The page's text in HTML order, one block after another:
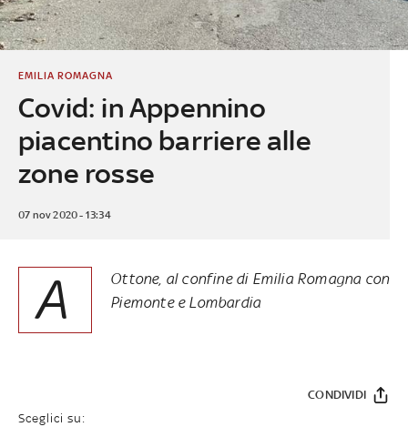
Covid: in Appennino
piacentino barriere alle
zone rosse
EMILIA ROMAGNA
07 nov 2020 - 13:34
A
Ottone, al confine di Emilia Romagna con
Piemonte e Lombardia
Sceglici su:
CONDIVIDI